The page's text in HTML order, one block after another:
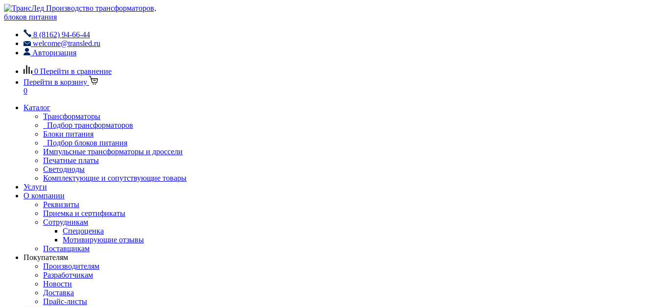
Производство трансформаторов,
блоков питания
8 (8162) 94-66-44
welcome@transled.ru
Авторизация
0 Перейти в сравнение
Перейти в корзину
0
Каталог
Трансформаторы
Подбор трансформаторов
Блоки питания
Подбор блоков питания
Импульсные трансформаторы и дроссели
Печатные платы
Светодиоды
Комплектующие и сопутствующие товары
Услуги
О компании
Реквизиты
Приемка и сертификаты
Сотрудникам
Спецоценка
Мотивирующие отзывы
Поставщикам
Покупателям
Производителям
Разработчикам
Новости
Доставка
Прайс-листы